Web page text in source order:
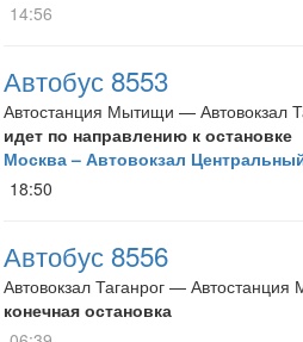
14:56
Автобус 8553
Автостанция Мытищи — Автовокзал
идет по направлению к остановке
Москва – Автовокзал
18:50
Автобус 8556
Автовокзал Таганрог —
конечная остановка